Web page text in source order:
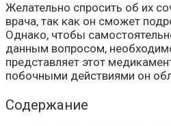
Желательно спросить об их
врача, так как он сможет
Однако, чтобы
данным вопросом,
представляет этот
побочными действиями он
Содержание